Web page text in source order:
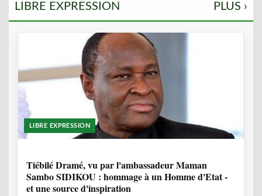
LIBRE EXPRESSION PLUS ›
LIBRE EXPRESSION
Tiébilé Dramé, vu par l'ambassadeur Maman
Sambo SIDIKOU : hommage à un Homme d'Etat -
et une source d'inspiration